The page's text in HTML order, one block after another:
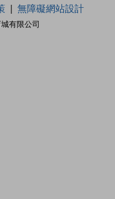
有限公司
無障礙網站設計